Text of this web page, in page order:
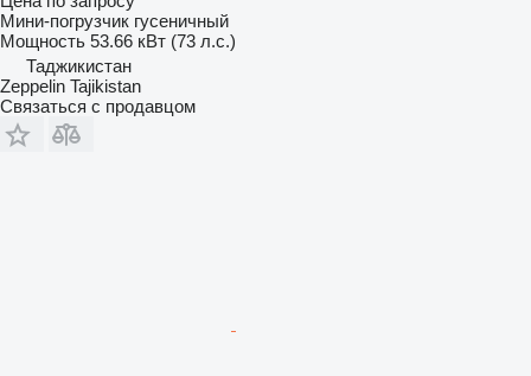
Мини-погрузчик гусеничный
Мощность 53.66 кВт (73 л.с.)
Таджикистан
Zeppelin Tajikistan
Связаться с продавцом